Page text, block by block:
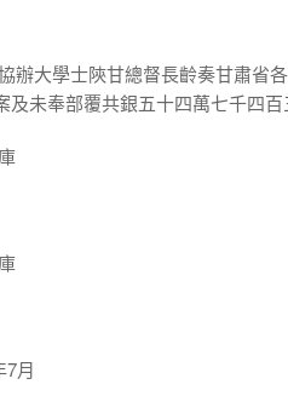
辦大學士陝甘總督長齡奏甘肅省
及未奉部覆共銀五十四萬七千四
7月